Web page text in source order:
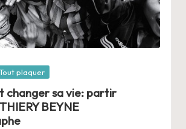
plaquer
changer sa vie: partir
BEYNE